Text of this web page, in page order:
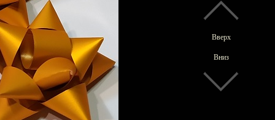
Вверх
Вниз